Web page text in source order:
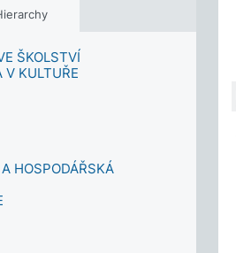
ŠKOLSTVÍ
V KULTUŘE
HOSPODÁŘSKÁ